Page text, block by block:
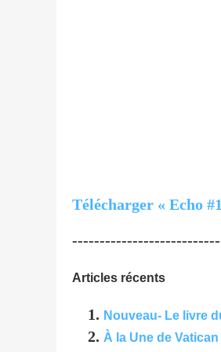
Télécharger « Echo
Articles récents
Nouveau- Le livre
À la Une de